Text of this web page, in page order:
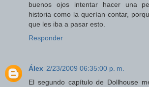
buenos ojos intentar hacer una
historia como la querían contar,
que les iba a pasar esto.
Responder
Álex 2/23/2009 06:35:00 p. m.
El segundo capítulo de Dollhouse